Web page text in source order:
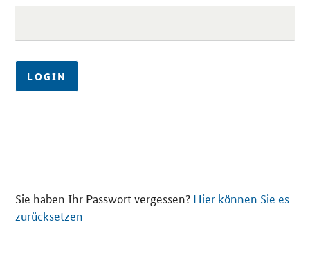
LOGIN
Sie haben Ihr Passwort vergessen? Hier können Sie es
zurücksetzen